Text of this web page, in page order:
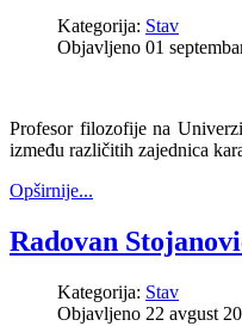
Kategorija: Stav
Objavljeno 01
Profesor filozofije na
između različitih zajednica
Opširnije...
Radovan
Kategorija: Stav
Objavljeno 22 avgust